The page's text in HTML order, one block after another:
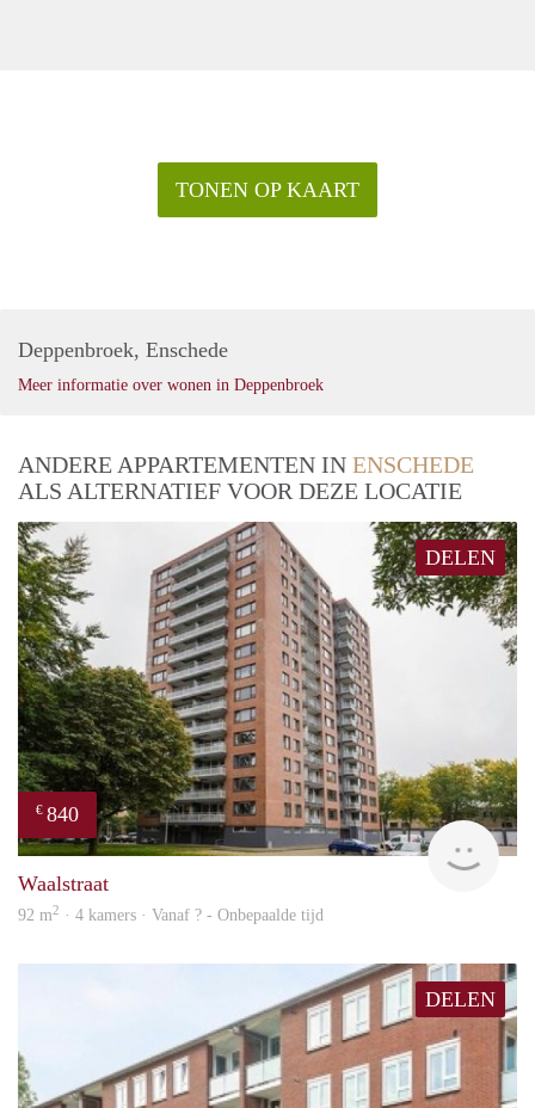
TONEN OP KAART
Deppenbroek, Enschede
Meer informatie over wonen in Deppenbroek
ANDERE APPARTEMENTEN IN ENSCHEDE
ALS ALTERNATIEF VOOR DEZE LOCATIE
DELEN
€ 840
Waalstraat
92 m2 · 4 kamers · Vanaf ? - Onbepaalde tijd
DELEN